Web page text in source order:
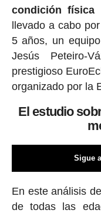
condición física
llevado a cabo
5 años, un
Jesús Peteiro-
prestigioso
organizado por la
El estudio
Sigue
En este análisis
de todas las